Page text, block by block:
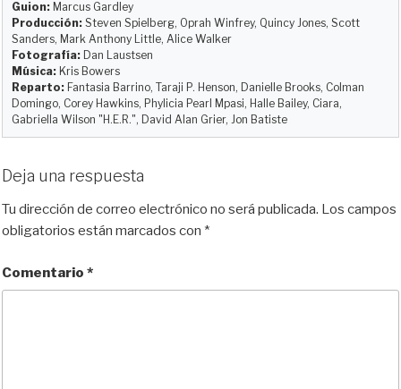
n
k
r
Guion: Marcus Gardley
Producción: Steven Spielberg, Oprah Winfrey, Quincy Jones, Scott
Sanders, Mark Anthony Little, Alice Walker
Fotografía: Dan Laustsen
Música: Kris Bowers
Reparto: Fantasia Barrino, Taraji P. Henson, Danielle Brooks, Colman
Domingo, Corey Hawkins, Phylicia Pearl Mpasi, Halle Bailey, Ciara,
Gabriella Wilson "H.E.R.", David Alan Grier, Jon Batiste
Deja una respuesta
Tu dirección de correo electrónico no será publicada. Los campos
obligatorios están marcados con *
Comentario *